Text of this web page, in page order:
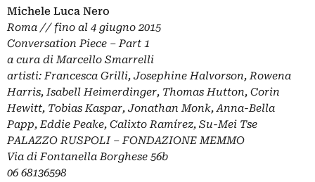
Michele Luca Nero
Roma // fino al 4 giugno 2015
Conversation Piece – Part 1
a cura di Marcello Smarrelli
artisti: Francesca Grilli, Josephine Halvorson, Rowena
Harris, Isabell Heimerdinger, Thomas Hutton, Corin
Hewitt, Tobias Kaspar, Jonathan Monk, Anna-Bella
Papp, Eddie Peake, Calixto Ramírez, Su-Mei Tse
PALAZZO RUSPOLI –FONDAZIONE MEMMO
Via di Fontanella Borghese 56b
06 68136598